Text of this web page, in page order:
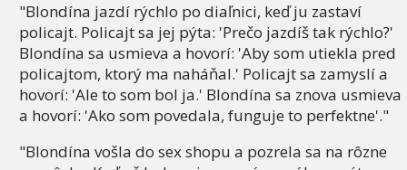
"Blondína jazdí rýchlo po diaľnici, keď ju zastaví
policajt. Policajt sa jej pýta: 'Prečo jazdíš tak rýchlo?'
Blondína sa usmieva a hovorí: 'Aby som utiekla pred
policajtom, ktorý ma naháňal.' Policajt sa zamyslí a
hovorí: 'Ale to som bol ja.' Blondína sa znova usmieva
a hovorí: 'Ako som povedala, funguje to perfektne'."
"Blondína vošla do sex shopu a pozrela sa na rôzne